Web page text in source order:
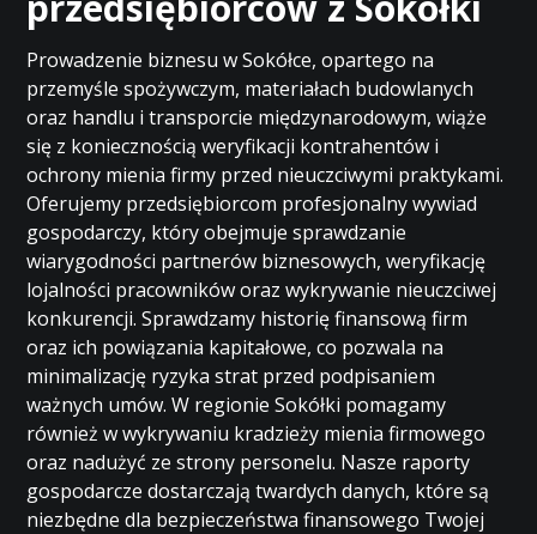
Prowadzenie biznesu w Sokółce, opartego na
przemyśle spożywczym, materiałach budowlanych
oraz handlu i transporcie międzynarodowym, wiąże
się z koniecznością weryfikacji kontrahentów i
ochrony mienia firmy przed nieuczciwymi praktykami.
Oferujemy przedsiębiorcom profesjonalny wywiad
gospodarczy, który obejmuje sprawdzanie
wiarygodności partnerów biznesowych, weryfikację
lojalności pracowników oraz wykrywanie nieuczciwej
konkurencji. Sprawdzamy historię finansową firm
oraz ich powiązania kapitałowe, co pozwala na
minimalizację ryzyka strat przed podpisaniem
ważnych umów. W regionie Sokółki pomagamy
również w wykrywaniu kradzieży mienia firmowego
oraz nadużyć ze strony personelu. Nasze raporty
gospodarcze dostarczają twardych danych, które są
niezbędne dla bezpieczeństwa finansowego Twojej